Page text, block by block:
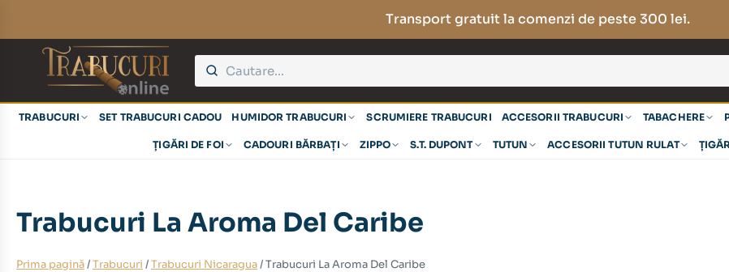
Transport gratuit la comenzi de peste 300 lei.
TRABUCURI SET TRABUCURI CADOU HUMIDOR TRABUCURI SCRUMIERE TRABUCURI ACCESORII TRABUCURI TABACHERE
ȚIGĂRI DE FOI CADOURI BĂRBAȚI ZIPPO S.T. DUPONT TUTUN ACCESORII TUTUN RULAT
Trabucuri La Aroma Del Caribe
Prima pagină/Trabucuri /Trabucuri Nicaragua/ Trabucuri La Aroma Del Caribe